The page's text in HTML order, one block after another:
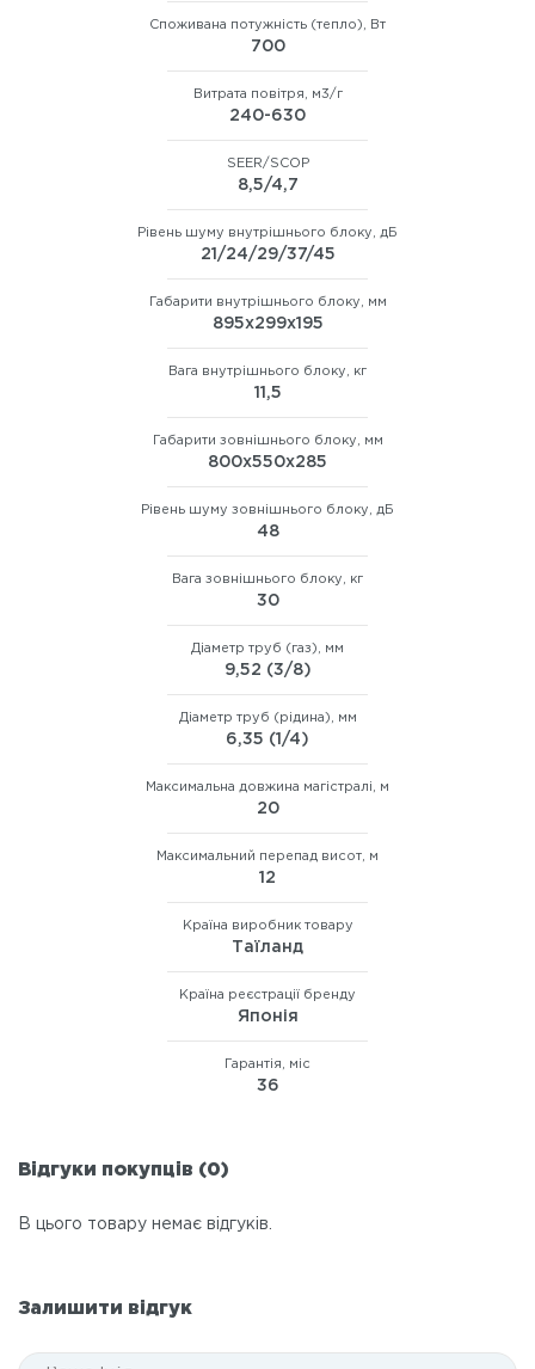
Споживана потужність (тепло), Вт
700
Витрата повітря, м3/г
240-630
SEER/SCOP
8,5/4,7
Рівень шуму внутрішнього блоку, дБ
21/24/29/37/45
Габарити внутрішнього блоку, мм
895х299х195
Вага внутрішнього блоку, кг
11,5
Габарити зовнішнього блоку, мм
800х550х285
Рівень шуму зовнішнього блоку, дБ
48
Вага зовнішнього блоку, кг
30
Діаметр труб (газ), мм
9,52 (3/8)
Діаметр труб (рідина), мм
6,35 (1/4)
Максимальна довжина магістралі, м
20
Максимальний перепад висот, м
12
Країна виробник товару
Таїланд
Країна реєстрації бренду
Японія
Гарантія, міс
36
Відгуки покупців (0)
В цього товару немає відгуків.
Залишити відгук